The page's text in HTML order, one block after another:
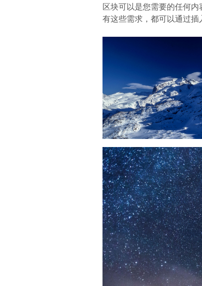
区块可以是您需要的任何
有这些需求，都可以通过插